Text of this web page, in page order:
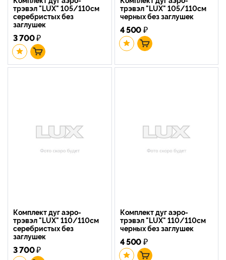
трэвэл "LUX" 105/110см
серебристых без
заглушек
3 700₽
трэвэл "LUX" 105/110см
черных без заглушек
4 500₽
Комплект дуг аэро-
трэвэл "LUX" 110/110см
серебристых без
заглушек
3 700₽
Комплект дуг аэро-
трэвэл "LUX" 110/110см
черных без заглушек
4 500₽